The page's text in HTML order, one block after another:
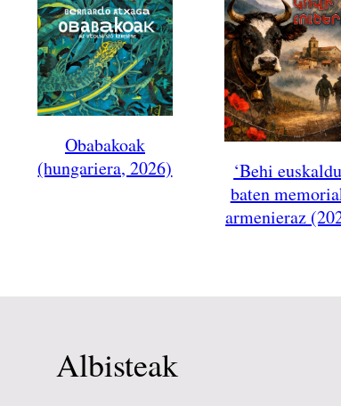
Obabakoak
(hungariera, 2026)
‘Behi
baten
armenieraz
Albisteak